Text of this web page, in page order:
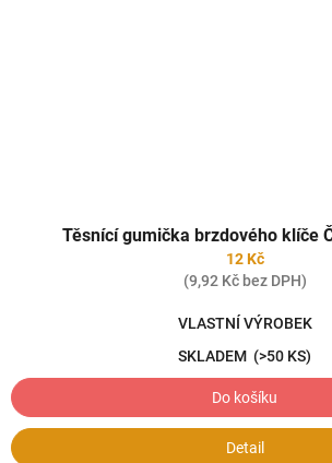
Těsnící gumička brzdového klíče
12 Kč
(9,92 Kč bez DPH)
VLASTNÍ VÝROBEK
SKLADEM (>50 KS)
Do košíku
Detail